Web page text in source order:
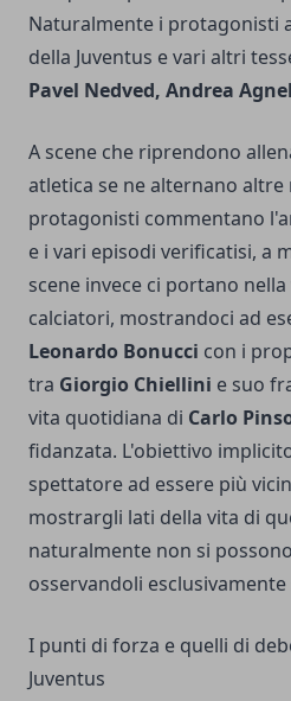
Naturalmente i protagonisti
della Juventus e vari altri
Pavel Nedved, Andrea
A scene che riprendono
atletica se ne alternano altre
protagonisti commentano
e i vari episodi verificatisi, a
scene invece ci portano
calciatori, mostrandoci ad
Leonardo Bonucci con i
tra Giorgio Chiellini e suo
vita quotidiana di Carlo
fidanzata. L'obiettivo
spettatore ad essere più
mostrargli lati della vita di
naturalmente non si
osservandoli esclusivamente
I punti di forza e quelli di
Juventus